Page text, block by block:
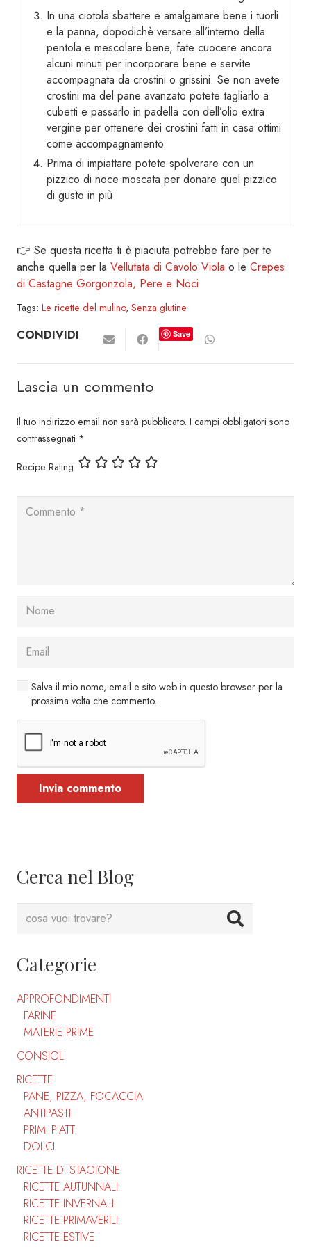
Cerca nel Blog
Categorie
APPROFONDIMENTI
FARINE
MATERIE PRIME
CONSIGLI
RICETTE
PANE, PIZZA, FOCACCIA
ANTIPASTI
PRIMI PIATTI
DOLCI
RICETTE DI STAGIONE
RICETTE AUTUNNALI
RICETTE INVERNALI
RICETTE PRIMAVERILI
RICETTE ESTIVE
In una ciotola sbattere e amalgamare bene i tuorli
e la panna, dopodichè versare all’interno della
pentola e mescolare bene, fate cuocere ancora
alcuni minuti per incorporare bene e servite
accompagnata da crostini o grissini. Se non avete
crostini ma del pane avanzato potete tagliarlo a
cubetti e passarlo in padella con dell’olio extra
vergine per ottenere dei crostini fatti in casa ottimi
come accompagnamento.
Prima di impiattare potete spolverare con un
pizzico di noce moscata per donare quel pizzico
di gusto in più
👉 Se questa ricetta ti è piaciuta potrebbe fare per te
anche quella per la Vellutata di Cavolo Viola o le Crepes
di Castagne Gorgonzola, Pere e Noci
Tags: Le ricette del mulino, Senza glutine
CONDIVIDI Save
Lascia un commento
Il tuo indirizzo email non sarà pubblicato. I campi obbligatori sono
contrassegnati *
Recipe Rating
Salva il mio nome, email e sito web in questo browser per la
prossima volta che commento.
Invia commento